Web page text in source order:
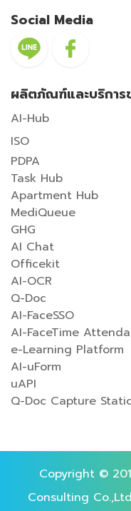
Social Media
ผลิตภัณฑ์และบริการ
AI-Hub
ISO
PDPA
Task Hub
Apartment Hub
MediQueue
GHG
AI Chat
Officekit
AI-OCR
Q-Doc
AI-FaceSSO
AI-FaceTime
e-Learning Platform
AI-uForm
uAPI
Q-Doc Capture
Copyright ©
Consulting